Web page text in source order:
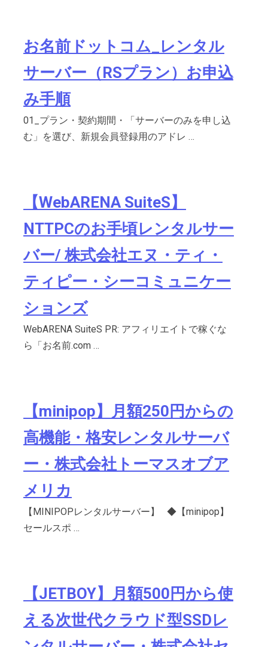
お名前ドットコム_レンタル
サーバー（RSプラン）お申込
み手順
01_プラン・契約期間・「サーバーのみを申し込
む」を選び、新規会員登録用のアドレ …
【WebARENA SuiteS】
NTTPCのお手頃レンタルサー
バー/ 株式会社エヌ・ティ・
ティピー・シーコミュニケー
ションズ
WebARENA SuiteS PR: アフィリエイトで稼ぐな
ら「お名前.com …
【minipop】月額250円からの
高機能・格安レンタルサーバ
ー・株式会社トーマスオブア
メリカ
【MINIPOPレンタルサーバー】 ◆【minipop】
セールスポ …
【JETBOY】月額500円から使
える次世代クラウド型SSDレ